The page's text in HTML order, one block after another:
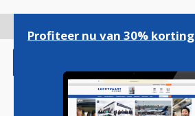
gaan
Profiteer nu van 30% korting